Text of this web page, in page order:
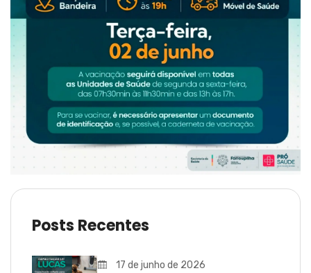
Posts Recentes
17 de junho de 2026